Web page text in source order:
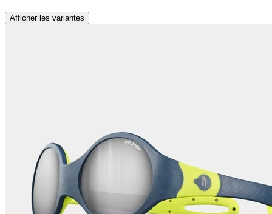
Afficher les variantes